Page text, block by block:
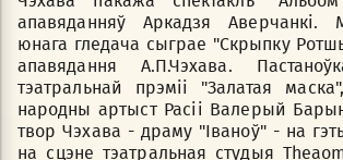
апавяданняў Аркадзя Аверчанкі.
юнага гледача сыграе "Скрыпку
апавядання А.П.Чэхава.
тэатральнай прэміі "Залатая
народны артыст Расіі Валерый
твор Чэхава - драму "Іваноў" - на
на сцэне тэатральная студыя